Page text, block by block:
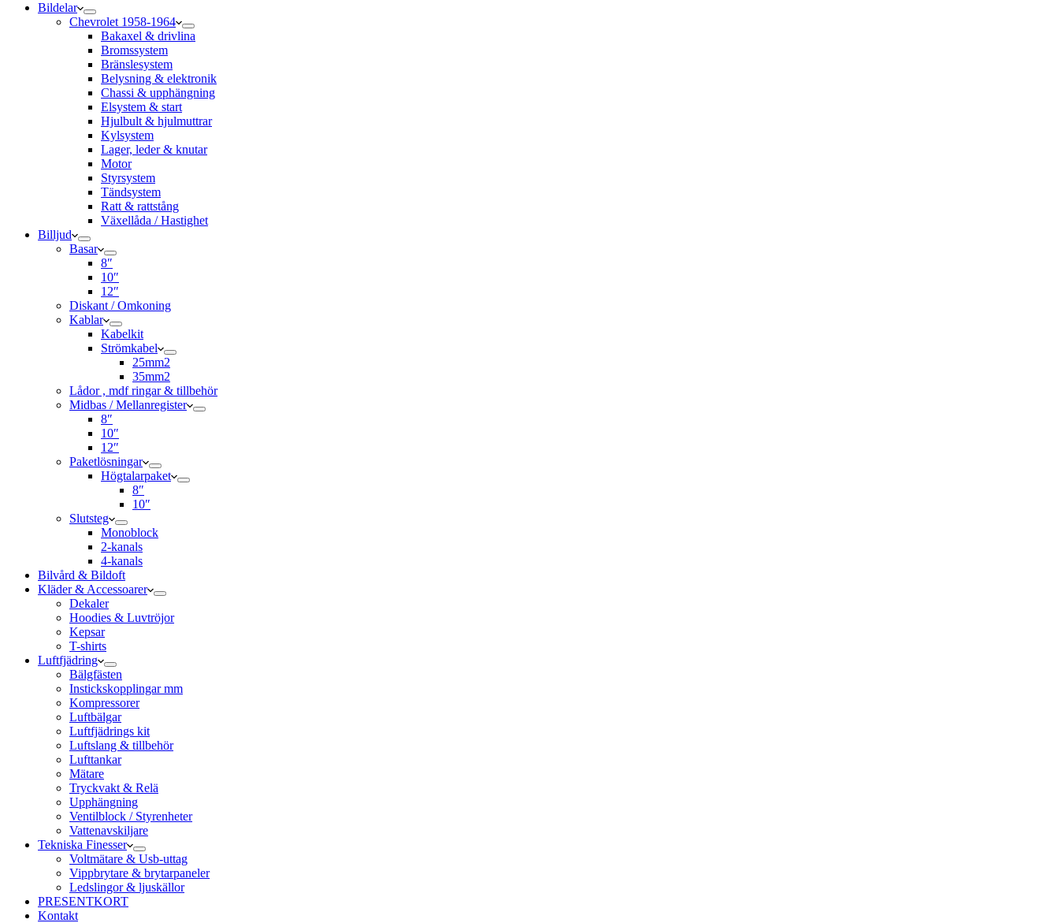
Bildelar
Chevrolet 1958-1964
Bakaxel & drivlina
Bromssystem
Bränslesystem
Belysning & elektronik
Chassi & upphängning
Elsystem & start
Hjulbult & hjulmuttrar
Kylsystem
Lager, leder & knutar
Motor
Styrsystem
Tändsystem
Ratt & rattstång
Växellåda / Hastighet
Billjud
Basar
8″
10″
12″
Diskant / Omkoning​
Kablar
Kabelkit
Strömkabel
25mm2
35mm2
Lådor , mdf ringar & tillbehör
Midbas / Mellanregister
8″
10″
12″
Paketlösningar
Högtalarpaket
8″
10″
Slutsteg
Monoblock
2-kanals
4-kanals
Bilvård & Bildoft
Kläder & Accessoarer
Dekaler
Hoodies & Luvtröjor
Kepsar
T-shirts
Luftfjädring
Bälgfästen
Instickskopplingar mm
Kompressorer
Luftbälgar
Luftfjädrings kit
Luftslang & tillbehör
Lufttankar
Mätare
Tryckvakt & Relä
Upphängning
Ventilblock / Styrenheter
Vattenavskiljare
Tekniska Finesser
Voltmätare & Usb-uttag
Vippbrytare & brytarpaneler
Ledslingor & ljuskällor
PRESENTKORT
Kontakt